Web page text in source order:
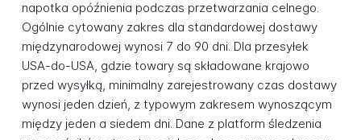
napotka opóźnienia podczas przetwarzania celnego.
Ogólnie cytowany zakres dla standardowej dostawy
międzynarodowej wynosi 7 do 90 dni. Dla przesyłek
USA-do-USA, gdzie towary są składowane krajowo
przed wysyłką, minimalny zarejestrowany czas dostawy
wynosi jeden dzień, z typowym zakresem wynoszącym
między jeden a siedem dni. Dane z platform śledzenia